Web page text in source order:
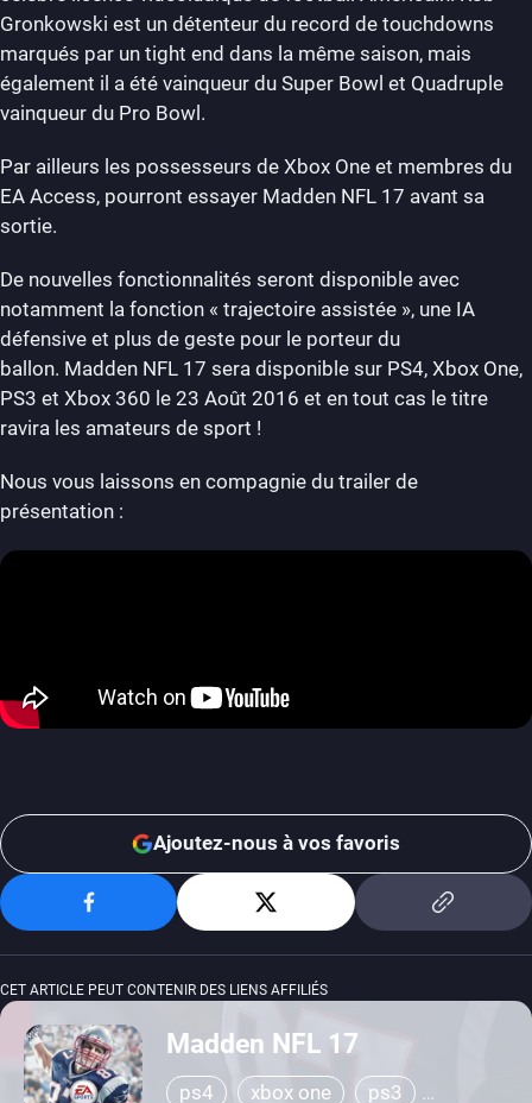
Gronkowski est un détenteur du record de touchdowns
marqués par un tight end dans la même saison, mais
également il a été vainqueur du Super Bowl et Quadruple
vainqueur du Pro Bowl.
Par ailleurs les possesseurs de Xbox One et membres du
EA Access, pourront essayer Madden NFL 17 avant sa
sortie.
De nouvelles fonctionnalités seront disponible avec
notamment la fonction « trajectoire assistée », une IA
défensive et plus de geste pour le porteur du
ballon. Madden NFL 17 sera disponible sur PS4, Xbox One,
PS3 et Xbox 360 le 23 Août 2016 et en tout cas le titre
ravira les amateurs de sport !
Nous vous laissons en compagnie du trailer de
présentation :
Ajoutez-nous à vos favoris
CET ARTICLE PEUT CONTENIR DES LIENS AFFILIÉS
Madden NFL 17
ps4 xbox one
ps3